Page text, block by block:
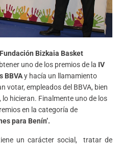
Fundación Bizkaia Basket
uno de los premios de la IV
BBVAy hacía un llamamiento
votar, empleados del BBVA, bien
hicieran. Finalmente uno de los
en la categoría de
para Benín’.
un carácter social, tratar de